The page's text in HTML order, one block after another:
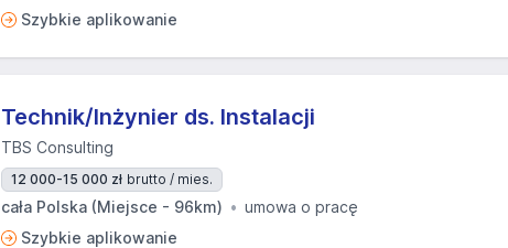
Szybkie aplikowanie
Technik/Inżynier ds. Instalacji
TBS Consulting
12 000-15 000 zł brutto / mies.
cała Polska (Miejsce - 96km)
umowa o pracę
Szybkie aplikowanie